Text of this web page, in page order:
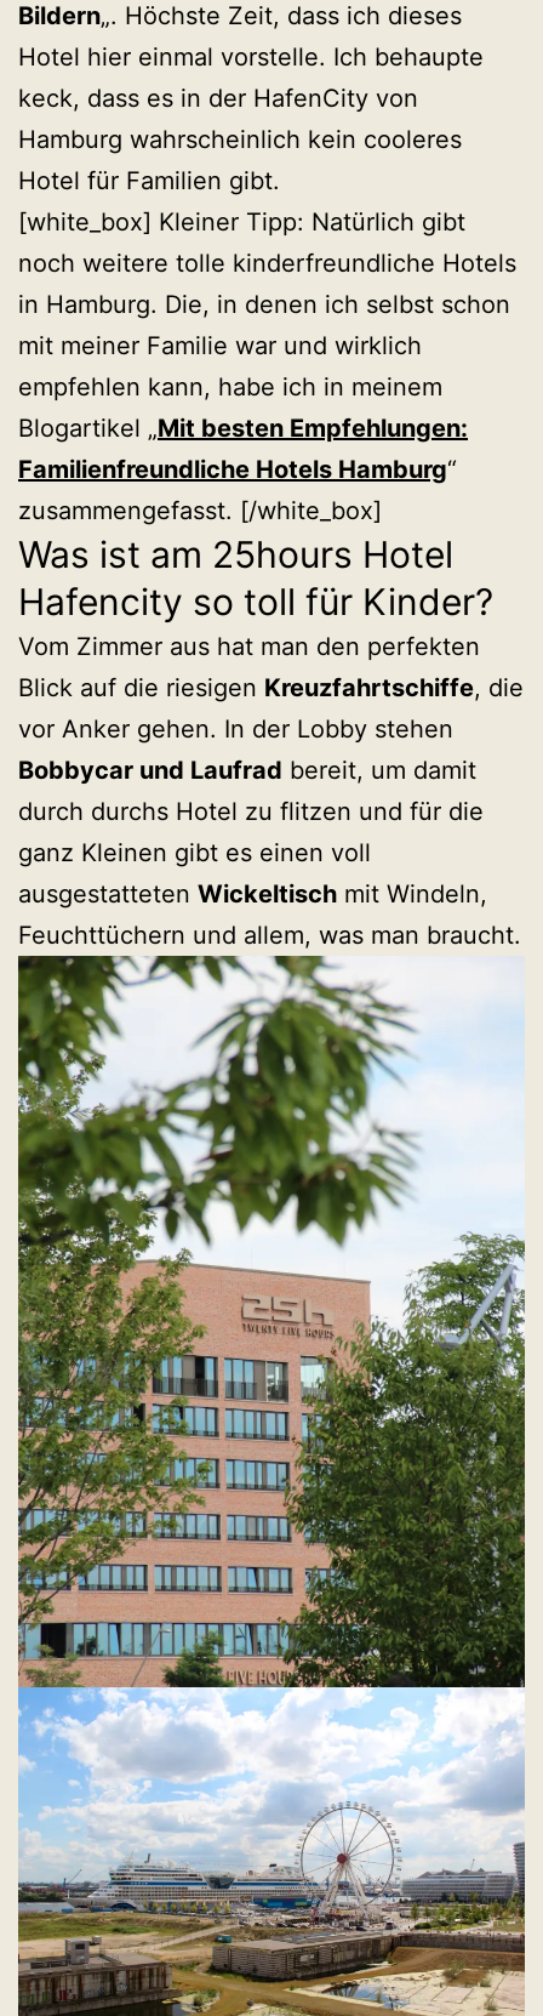
Bildern„. Höchste Zeit, dass ich dieses
Hotel hier einmal vorstelle. Ich behaupte
keck, dass es in der HafenCity von
Hamburg wahrscheinlich kein cooleres
Hotel für Familien gibt.
[white_box] Kleiner Tipp: Natürlich gibt
noch weitere tolle kinderfreundliche Hotels
in Hamburg. Die, in denen ich selbst schon
mit meiner Familie war und wirklich
empfehlen kann, habe ich in meinem
Blogartikel „Mit besten Empfehlungen:
Familienfreundliche Hotels Hamburg“
zusammengefasst. [/white_box]
Was ist am 25hours Hotel
Hafencity so toll für Kinder?
Vom Zimmer aus hat man den perfekten
Blick auf die riesigen Kreuzfahrtschiffe, die
vor Anker gehen. In der Lobby stehen
Bobbycar und Laufrad bereit, um damit
durch durchs Hotel zu flitzen und für die
ganz Kleinen gibt es einen voll
ausgestatteten Wickeltisch mit Windeln,
Feuchttüchern und allem, was man braucht.